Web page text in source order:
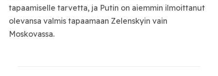
tapaamiselle tarvetta, ja Putin on aiemmin ilmoittanut
olevansa valmis tapaamaan Zelenskyin vain
Moskovassa.